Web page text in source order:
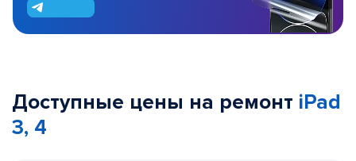
Доступные цены на ремонт iPad
3, 4